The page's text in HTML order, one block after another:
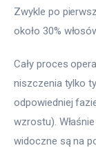
Zwykle po
około 30%
Cały proces
niszczenia tylko
odpowiedniej
wzrostu).
widoczne są na